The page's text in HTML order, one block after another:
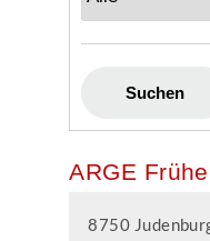
ARGE
8750